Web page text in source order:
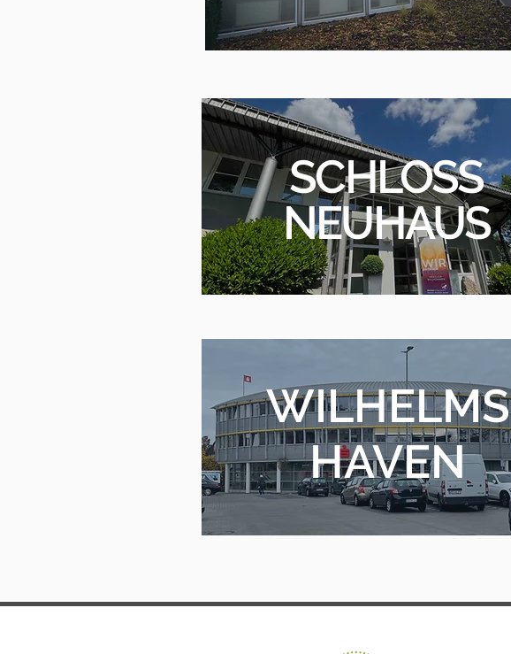
SCHLOSS
NEUHAUS
WILHELMS
HAVEN